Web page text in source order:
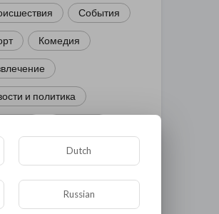
События
Комедия
и политика
ЖКХ
Медицина
Dutch
Russian